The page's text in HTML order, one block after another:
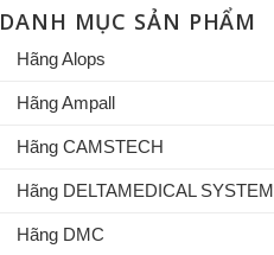
DANH MỤC SẢN PHẨM
Hãng Alops
Hãng Ampall
Hãng CAMSTECH
Hãng DELTAMEDICAL SYSTEM
Hãng DMC